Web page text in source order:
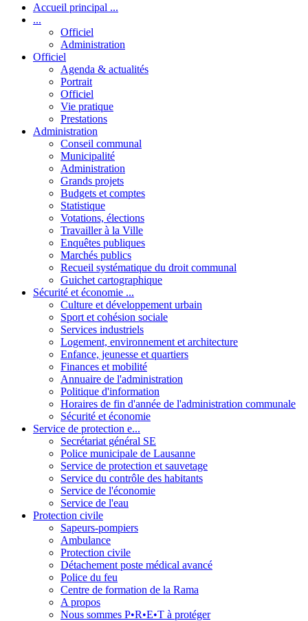
Accueil principal ...
...
Officiel
Administration
Officiel
Agenda & actualités
Portrait
Officiel
Vie pratique
Prestations
Administration
Conseil communal
Municipalité
Administration
Grands projets
Budgets et comptes
Statistique
Votations, élections
Travailler à la Ville
Enquêtes publiques
Marchés publics
Recueil systématique du droit communal
Guichet cartographique
Sécurité et économie ...
Culture et développement urbain
Sport et cohésion sociale
Services industriels
Logement, environnement et architecture
Enfance, jeunesse et quartiers
Finances et mobilité
Annuaire de l'administration
Politique d'information
Horaires de fin d'année de l'administration communale
Sécurité et économie
Service de protection e...
Secrétariat général SE
Police municipale de Lausanne
Service de protection et sauvetage
Service du contrôle des habitants
Service de l'économie
Service de l'eau
Protection civile
Sapeurs-pompiers
Ambulance
Protection civile
Détachement poste médical avancé
Police du feu
Centre de formation de la Rama
A propos
Nous sommes P•R•E•T à protéger